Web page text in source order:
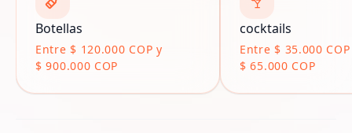
Botellas
Entre $ 120.000 COP y
$ 900.000 COP
cocktails
Entre $ 35.000
$ 65.000 COP